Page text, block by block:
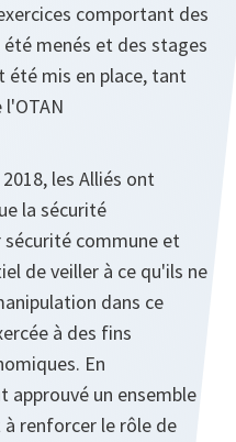
comportant des
menés et des stages
été mis en place, tant
l'OTAN
les Alliés ont
la sécurité
commune et
de veiller à ce qu'ils ne
dans ce
à des fins
En
approuvé un ensemble
renforcer le rôle de